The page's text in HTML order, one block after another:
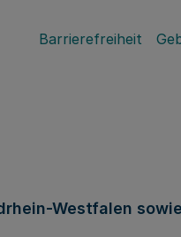
Barrierefreiheit
Westfalen